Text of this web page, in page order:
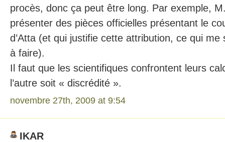
procès, donc ça peut être long. Par exemple,
présenter des pièces officielles présentant le
d’Atta (et qui justifie cette attribution, ce qui me
à faire).
Il faut que les scientifiques confrontent leurs
l’autre soit « discrédité ».
novembre 27th, 2009 at 9:54
IKAR